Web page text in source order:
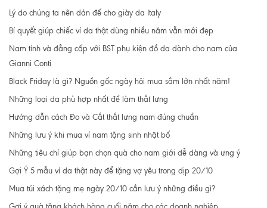
Lý do chúng ta nên dán đế cho giày da Italy
Bí quyết giúp chiếc ví da thật dùng nhiều năm vẫn mới đẹp
Nam tính và đẳng cấp với BST phụ kiện đồ da dành cho nam của
Gianni Conti
Black Friday là gì? Nguồn gốc ngày hội mua sắm lớn nhất năm!
Những loại da phù hợp nhất để làm thắt lưng
Hướng dẫn cách Đo và Cắt thắt lưng nam đúng chuẩn
Những lưu ý khi mua ví nam tặng sinh nhật bố
Những tiêu chí giúp bạn chọn quà cho nam giới dễ dàng và ưng ý
Gợi Ý 5 mẫu ví da thật này để tặng vợ yêu trong dịp 20/10
Mua túi xách tặng mẹ ngày 20/10 cần lưu ý những điều gì?